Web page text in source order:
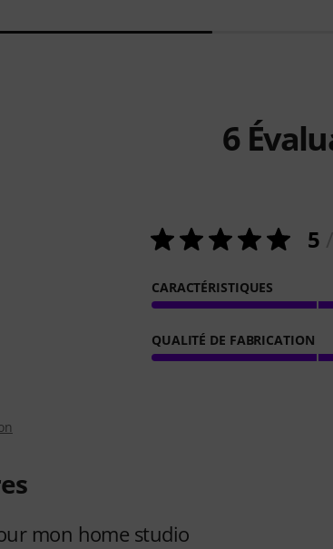
6
5
CARACTÉRISTIQUES
QUALITÉ DE FABRICATION
mon home studio